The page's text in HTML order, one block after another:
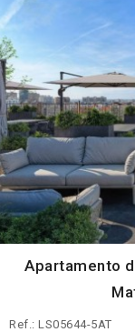
Apartamento
Ref.: LS05644-5AT